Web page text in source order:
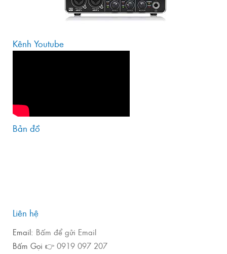
Kênh Youtube
Bản đồ
Liên hệ
Email: Bấm để gửi Email
Bấm Gọi 👉 0919 097 207